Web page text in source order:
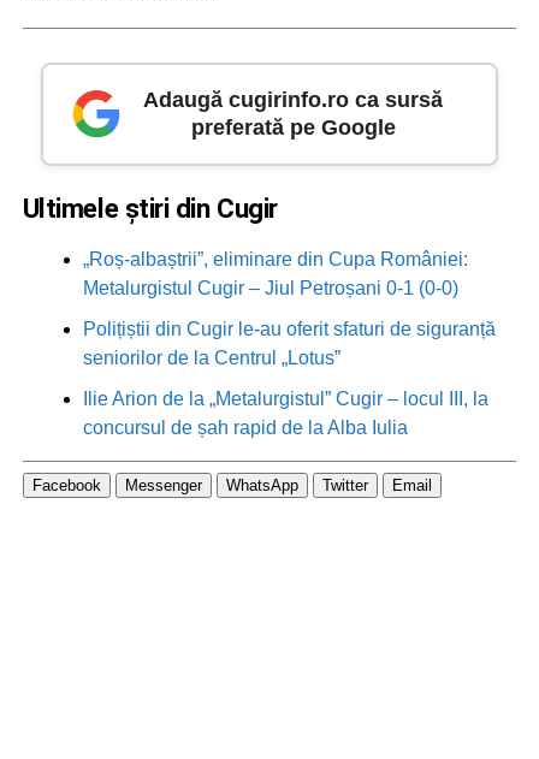
Adaugă cugirinfo.ro ca sursă
preferată pe Google
Ultimele știri din Cugir
„Roș-albaștrii”, eliminare din Cupa României:
Metalurgistul Cugir – Jiul Petroșani 0-1 (0-0)
Polițiștii din Cugir le-au oferit sfaturi de siguranță
seniorilor de la Centrul „Lotus”
Ilie Arion de la „Metalurgistul” Cugir – locul III, la
concursul de șah rapid de la Alba Iulia
Facebook Messenger WhatsApp Twitter Email